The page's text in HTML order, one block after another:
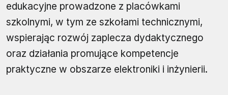
edukacyjne prowadzone z placówkami
szkolnymi, w tym ze szkołami technicznymi,
wspierając rozwój zaplecza dydaktycznego
oraz działania promujące kompetencje
praktyczne w obszarze elektroniki i inżynierii.